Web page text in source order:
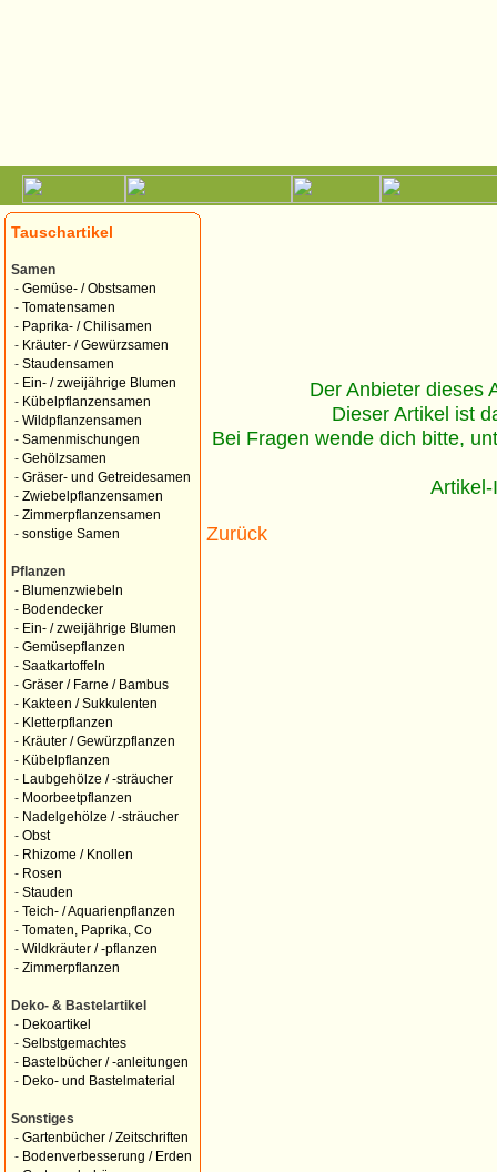
Tauschartikel
Samen
- Gemüse- / Obstsamen
- Tomatensamen
- Paprika- / Chilisamen
- Kräuter- / Gewürzsamen
- Staudensamen
- Ein- / zweijährige Blumen
- Kübelpflanzensamen
- Wildpflanzensamen
- Samenmischungen
- Gehölzsamen
- Gräser- und Getreidesamen
- Zwiebelpflanzensamen
- Zimmerpflanzensamen
- sonstige Samen
Pflanzen
- Blumenzwiebeln
- Bodendecker
- Ein- / zweijährige Blumen
- Gemüsepflanzen
- Saatkartoffeln
- Gräser / Farne / Bambus
- Kakteen / Sukkulenten
- Kletterpflanzen
- Kräuter / Gewürzpflanzen
- Kübelpflanzen
-
Laubgehölze / -sträucher
- Moorbeetpflanzen
- Nadelgehölze / -sträucher
- Obst
- Rhizome / Knollen
- Rosen
- Stauden
- Teich- / Aquarienpflanzen
- Tomaten, Paprika, Co
- Wildkräuter / -pflanzen
- Zimmerpflanzen
Deko- & Bastelartikel
- Dekoartikel
- Selbstgemachtes
- Bastelbücher / -anleitungen
- Deko- und Bastelmaterial
Sonstiges
- Gartenbücher / Zeitschriften
- Bodenverbesserung / Erden
Der Anbieter dieses
Dieser Artikel ist
Bei Fragen wende dich bitte,
Zurück